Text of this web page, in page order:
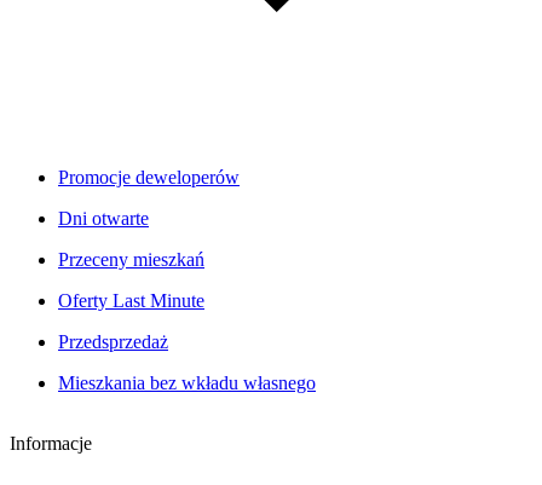
Promocje deweloperów
Dni otwarte
Przeceny mieszkań
Oferty Last Minute
Przedsprzedaż
Mieszkania bez wkładu własnego
Informacje